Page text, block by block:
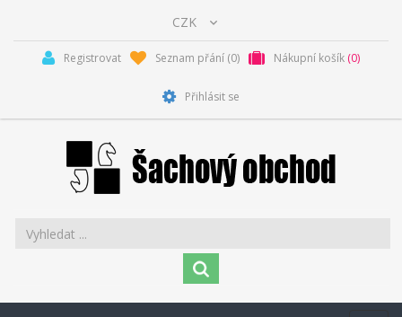
Registrovat Seznam přání (0) Nákupní košík (0)
Přihlásit se